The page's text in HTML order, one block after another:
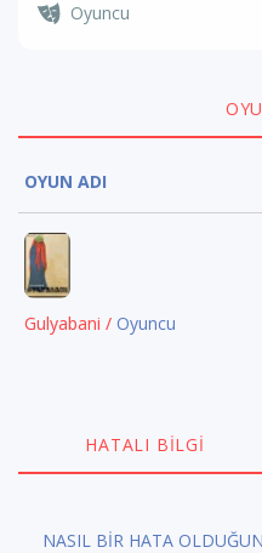
Oyuncu
OYUN ADI
Gulyabani / Oyuncu
HATALI BILGI
NASIL BİR HATA